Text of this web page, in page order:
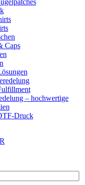
Caps
– hochwertige
Druck